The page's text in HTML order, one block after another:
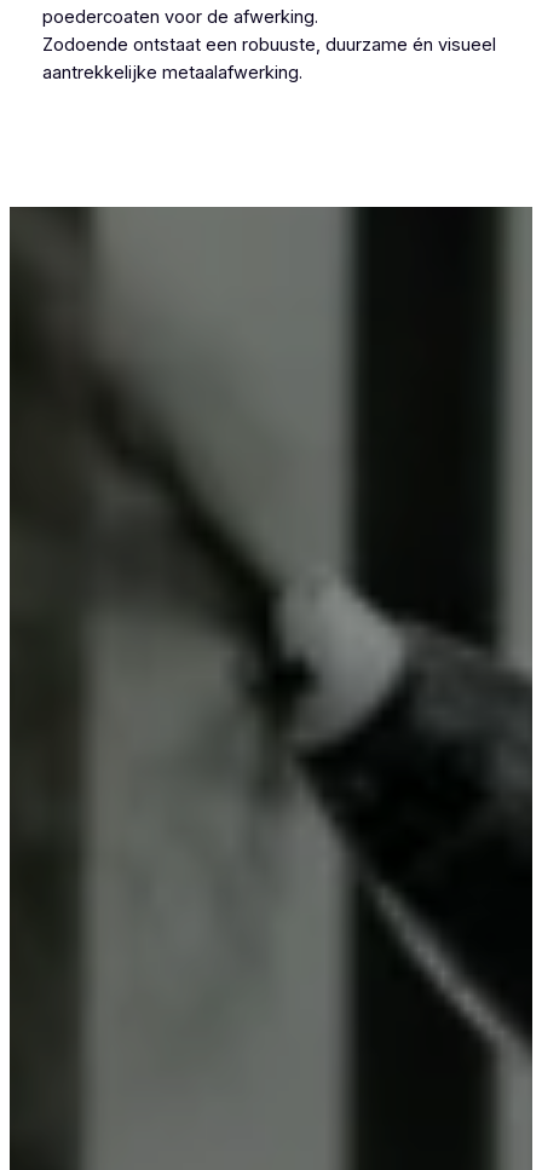
poedercoaten voor de afwerking.
Zodoende ontstaat een robuuste, duurzame én visueel
aantrekkelijke metaalafwerking.